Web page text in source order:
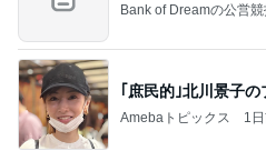
Bank of Dreamの公営競
｢庶民的｣北川景子
Amebaトピックス 1